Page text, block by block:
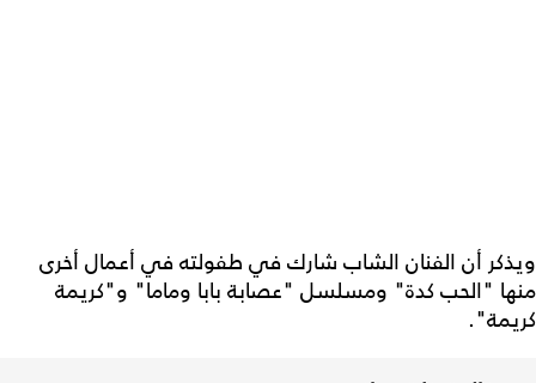
ويذكر أن الفنان الشاب شارك في طفولته في أعمال أخرى
منها "الحب كدة" ومسلسل "عصابة بابا وماما" و"كريمة
كريمة".